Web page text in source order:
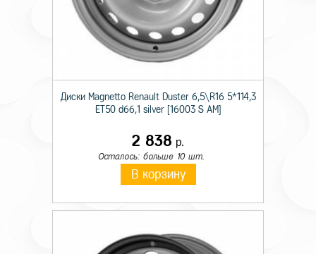
Диски Magnetto Renault Duster 6,5\R16 5*114,3
ET50 d66,1 silver [16003 S AM]
2 838 р.
Осталось: больше 10 шт.
В корзину